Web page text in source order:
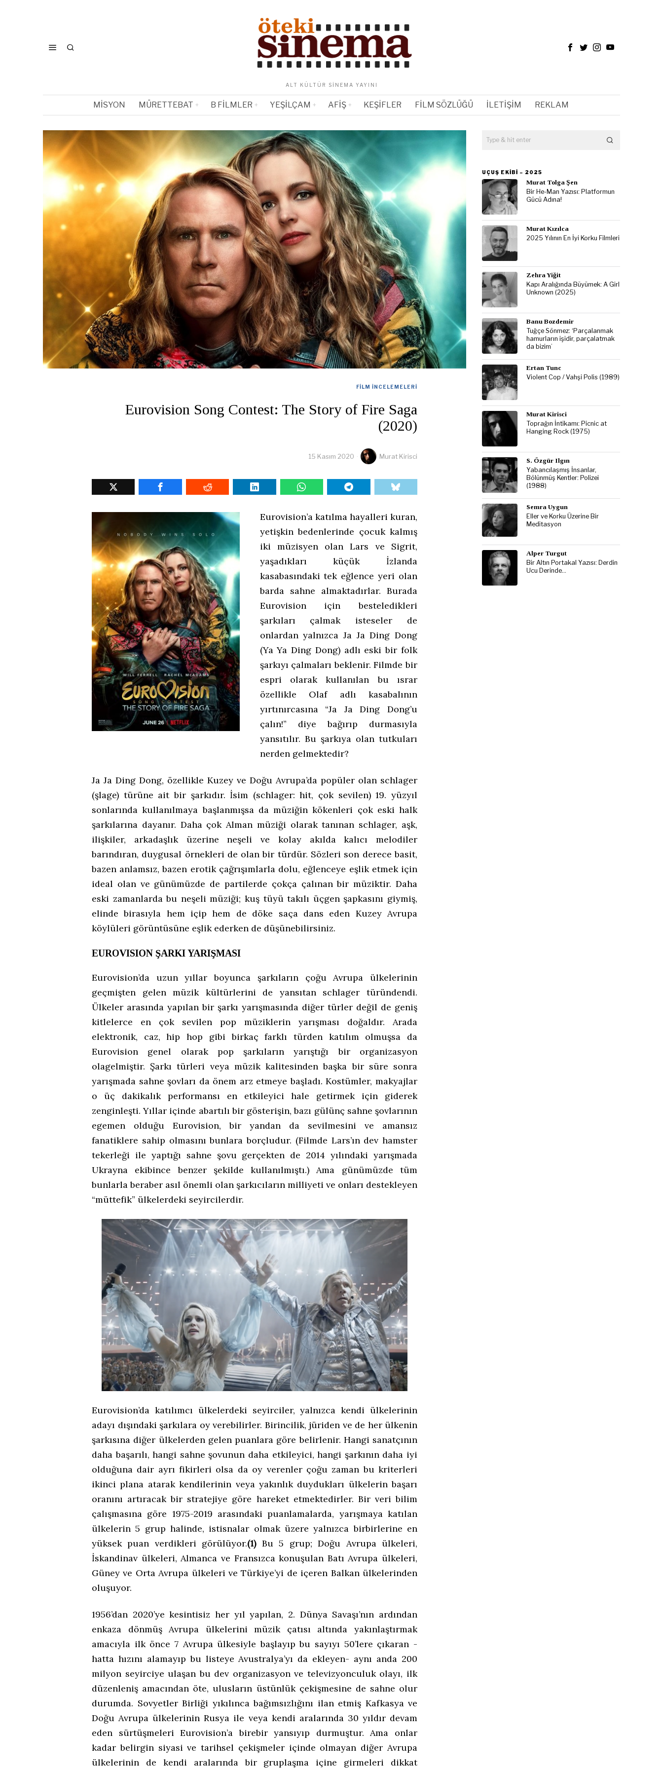
ALT KÜLTÜR SINEMA YAYINI
MISYON MÜRETTEBAT B FILMLER YEŞILÇAM AFIŞ KEŞIFLER FILM SÖZLÜĞÜ İLETIŞIM REKLAM
FILM İNCELEMELERI
Eurovision Song Contest: The Story of Fire Saga
(2020)
15 Kasım 2020 Murat Kirisci
Eurovision’a katılma hayalleri kuran,
yetişkin bedenlerinde çocuk kalmış
iki müzisyen olan Lars ve Sigrit,
yaşadıkları küçük İzlanda
kasabasındaki tek eğlence yeri olan
barda sahne almaktadırlar. Burada
Eurovision için besteledikleri
şarkıları çalmak isteseler de
onlardan yalnızca Ja Ja Ding Dong
(Ya Ya Ding Dong) adlı eski bir folk
şarkıyı çalmaları beklenir. Filmde bir
espri olarak kullanılan bu ısrar
özellikle Olaf adlı kasabalının
yırtınırcasına “Ja Ja Ding Dong’u
çalın!” diye bağırıp durmasıyla
yansıtılır. Bu şarkıya olan tutkuları
nerden gelmektedir?
Ja Ja Ding Dong, özellikle Kuzey ve Doğu Avrupa’da popüler olan schlager
(şlage) türüne ait bir şarkıdır. İsim (schlager: hit, çok sevilen) 19. yüzyıl
sonlarında kullanılmaya başlanmışsa da müziğin kökenleri çok eski halk
şarkılarına dayanır. Daha çok Alman müziği olarak tanınan schlager, aşk,
ilişkiler, arkadaşlık üzerine neşeli ve kolay akılda kalıcı melodiler
barındıran, duygusal örnekleri de olan bir türdür. Sözleri son derece basit,
bazen anlamsız, bazen erotik çağrışımlarla dolu, eğlenceye eşlik etmek için
ideal olan ve günümüzde de partilerde çokça çalınan bir müziktir. Daha
eski zamanlarda bu neşeli müziği; kuş tüyü takılı üçgen şapkasını giymiş,
elinde birasıyla hem içip hem de döke saça dans eden Kuzey Avrupa
köylüleri görüntüsüne eşlik ederken de düşünebilirsiniz.
EUROVISION ŞARKI YARIŞMASI
Eurovision’da uzun yıllar boyunca şarkıların çoğu Avrupa ülkelerinin
geçmişten gelen müzik kültürlerini de yansıtan schlager türündendi.
Ülkeler arasında yapılan bir şarkı yarışmasında diğer türler değil de geniş
kitlelerce en çok sevilen pop müziklerin yarışması doğaldır. Arada
elektronik, caz, hip hop gibi birkaç farklı türden katılım olmuşsa da
Eurovision genel olarak pop şarkıların yarıştığı bir organizasyon
olagelmiştir. Şarkı türleri veya müzik kalitesinden başka bir süre sonra
yarışmada sahne şovları da önem arz etmeye başladı. Kostümler, makyajlar
o üç dakikalık performansı en etkileyici hale getirmek için giderek
zenginleşti. Yıllar içinde abartılı bir gösterişin, bazı gülünç sahne şovlarının
egemen olduğu Eurovision, bir yandan da sevilmesini ve amansız
fanatiklere sahip olmasını bunlara borçludur. (Filmde Lars’ın dev hamster
tekerleği ile yaptığı sahne şovu gerçekten de 2014 yılındaki yarışmada
Ukrayna ekibince benzer şekilde kullanılmıştı.) Ama günümüzde tüm
bunlarla beraber asıl önemli olan şarkıcıların milliyeti ve onları destekleyen
“müttefik” ülkelerdeki seyircilerdir.
Eurovision’da katılımcı ülkelerdeki seyirciler, yalnızca kendi ülkelerinin
adayı dışındaki şarkılara oy verebilirler. Birincilik, jüriden ve de her ülkenin
şarkısına diğer ülkelerden gelen puanlara göre belirlenir. Hangi sanatçının
daha başarılı, hangi sahne şovunun daha etkileyici, hangi şarkının daha iyi
olduğuna dair ayrı fikirleri olsa da oy verenler çoğu zaman bu kriterleri
ikinci plana atarak kendilerinin veya yakınlık duydukları ülkelerin başarı
oranını artıracak bir stratejiye göre hareket etmektedirler. Bir veri bilim
çalışmasına göre 1975-2019 arasındaki puanlamalarda, yarışmaya katılan
ülkelerin 5 grup halinde, istisnalar olmak üzere yalnızca birbirlerine en
yüksek puan verdikleri görülüyor.(1)Bu 5 grup; Doğu Avrupa ülkeleri,
İskandinav ülkeleri, Almanca ve Fransızca konuşulan Batı Avrupa ülkeleri,
Güney ve Orta Avrupa ülkeleri ve Türkiye’yi de içeren Balkan ülkelerinden
oluşuyor.
1956’dan 2020’ye kesintisiz her yıl yapılan, 2. Dünya Savaşı’nın ardından
enkaza dönmüş Avrupa ülkelerini müzik çatısı altında yakınlaştırmak
amacıyla ilk önce 7 Avrupa ülkesiyle başlayıp bu sayıyı 50’lere çıkaran -
hatta hızını alamayıp bu listeye Avustralya’yı da ekleyen- aynı anda 200
milyon seyirciye ulaşan bu dev organizasyon ve televizyonculuk olayı, ilk
düzenleniş amacından öte, ulusların üstünlük çekişmesine de sahne olur
durumda. Sovyetler Birliği yıkılınca bağımsızlığını ilan etmiş Kafkasya ve
Doğu Avrupa ülkelerinin Rusya ile veya kendi aralarında 30 yıldır devam
eden sürtüşmeleri Eurovision’a birebir yansıyıp durmuştur. Ama onlar
kadar belirgin siyasi ve tarihsel çekişmeler içinde olmayan diğer Avrupa
ülkelerinin de kendi aralarında bir gruplaşma içine girmeleri dikkat
UÇUŞ EKIBI – 2025
Murat Tolga Şen
Bir He-Man Yazısı: Platformun
Gücü Adına!
Murat Kızılca
2025 Yılının En İyi Korku Filmleri
Zehra Yiğit
Kapı Aralığında Büyümek: A Girl
Unknown (2025)
Banu Bozdemir
Tuğçe Sönmez: ‘Parçalanmak
hamurların işidir, parçalatmak
da bizim’
Ertan Tunc
Violent Cop / Vahşi Polis (1989)
Murat Kirisci
Toprağın İntikamı: Picnic at
Hanging Rock (1975)
S. Özgür Ilgın
Yabancılaşmış İnsanlar,
Bölünmüş Kentler: Polizei
(1988)
Semra Uygun
Eller ve Korku Üzerine Bir
Meditasyon
Alper Turgut
Bir Altın Portakal Yazısı: Derdin
Ucu Derinde…